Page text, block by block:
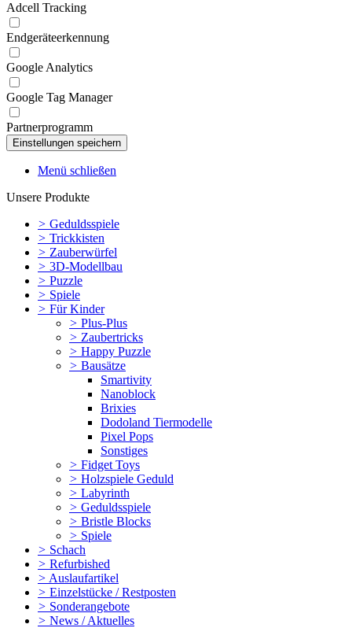
Adcell Tracking
Endgeräteerkennung
Google Analytics
Google Tag Manager
Partnerprogramm
Menü schließen
Unsere Produkte
> Geduldsspiele
> Trickkisten
> Zauberwürfel
> 3D-Modellbau
> Puzzle
> Spiele
> Für Kinder
> Plus-Plus
> Zaubertricks
> Happy Puzzle
> Bausätze
Smartivity
Nanoblock
Brixies
Dodoland Tiermodelle
Pixel Pops
Sonstiges
> Fidget Toys
> Holzspiele Geduld
> Labyrinth
> Geduldsspiele
> Bristle Blocks
> Spiele
> Schach
> Refurbished
> Auslaufartikel
> Einzelstücke / Restposten
> Sonderangebote
> News / Aktuelles